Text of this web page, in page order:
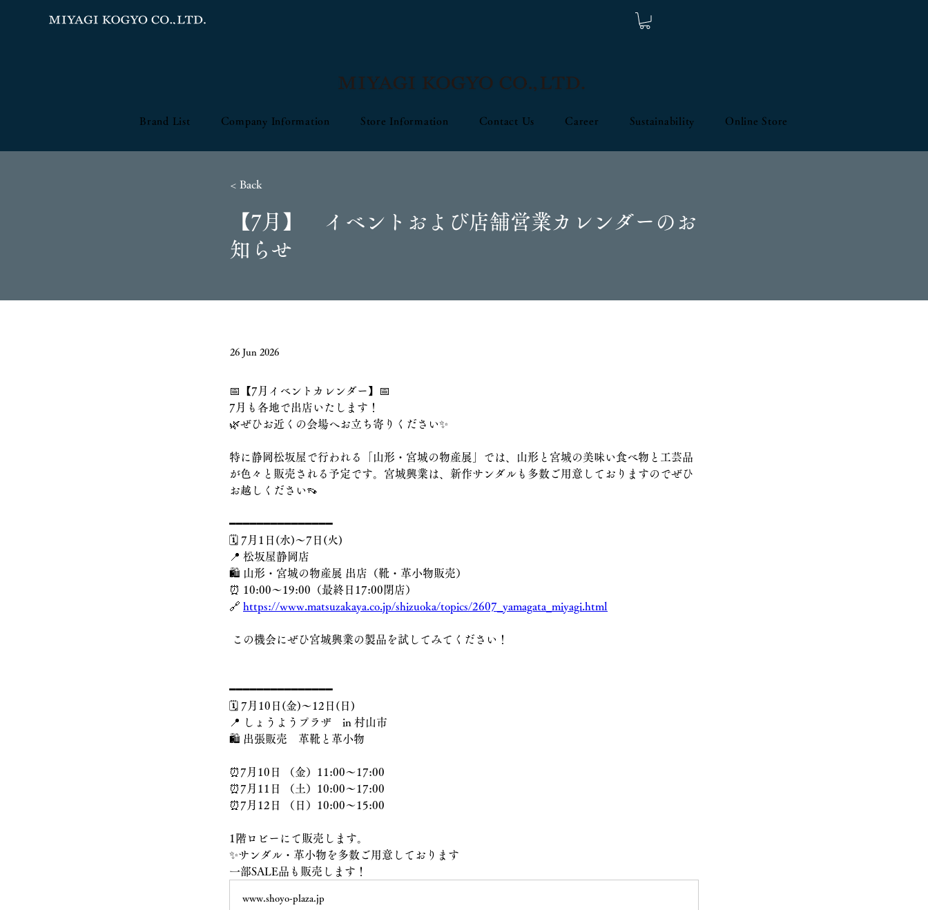
Brand List Company Information Store Information Contact Us Career Sustainability Online Store
< Back
【7月】 イベントおよび店舗営業カレンダーのお
知らせ
26 Jun 2026
📅【7月イベントカレンダー】📅
7月も各地で出店いたします！
🌿ぜひお近くの会場へお立ち寄りください✨
特に静岡松坂屋で行われる「山形・宮城の物産展」では、山形と宮城の美味い食べ物と工芸品
が色々と販売される予定です。宮城興業は、新作サンダルも多数ご用意しておりますのでぜひ
お越しください👡
━━━━━━━━━━━━━━━
🗓️ 7月1日(水)〜7日(火)
📍 松坂屋静岡店
🛍️ 山形・宮城の物産展 出店（靴・革小物販売）
⏰ 10:00〜19:00（最終日17:00閉店）
🔗 https://www.matsuzakaya.co.jp/shizuoka/topics/2607_yamagata_miyagi.html
この機会にぜひ宮城興業の製品を試してみてください！
━━━━━━━━━━━━━━━
🗓️ 7月10日(金)〜12日(日)
📍 しょうようプラザ　in 村山市
🛍️ 出張販売　革靴と革小物
⏰7月10日 （金）11:00〜17:00
⏰7月11日 （土）10:00〜17:00
⏰7月12日 （日）10:00〜15:00
1階ロビーにて販売します。
✨サンダル・革小物を多数ご用意しております
一部SALE品も販売します！
www.shoyo-plaza.jp